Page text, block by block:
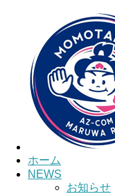
ホーム
NEWS
お知らせ
HOME
チーム紹介
選手・スタッフ紹介